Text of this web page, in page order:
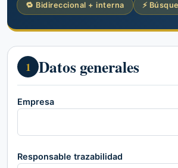
🔁 Bidireccional + interna ⚡
1 Datos generales
Empresa
Responsable trazabilidad